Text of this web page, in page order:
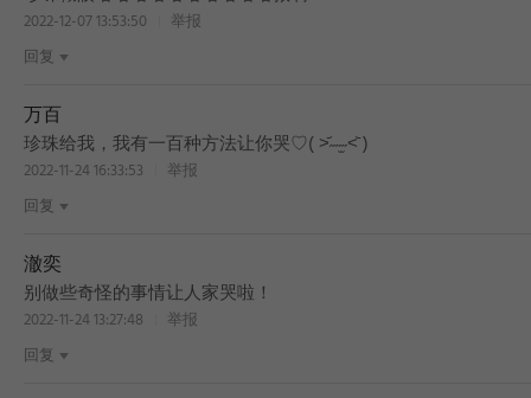
2022-12-07 13:53:50
举报
回复
万百
珍珠给我，我有一百种方法让你哭♡( ˃᷄˶˶̫˶˂᷅ )
2022-11-24 16:33:53
举报
回复
澈奕
别做些奇怪的事情让人家哭啦！
2022-11-24 13:27:48
举报
回复